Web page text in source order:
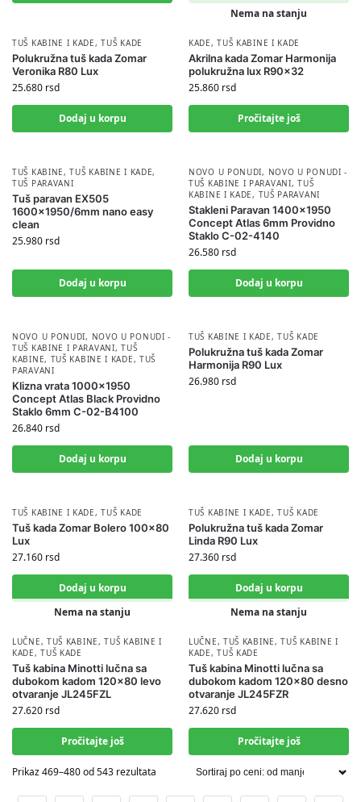
TUŠ KABINE I KADE,TUŠ KADE
Polukružna tuš kada Zomar
Veronika R80 Lux
25.680 rsd
Dodaj u korpu
Nema na stanju
KADE,TUŠ KABINE I KADE
Akrilna kada Zomar Harmonija
polukružna lux R90x32
25.860 rsd
Pročitajte još
TUŠ KABINE,TUŠ KABINE I KADE,
TUŠ PARAVANI
Tuš paravan EX505
1600×1950/6mm nano easy
clean
25.980 rsd
Dodaj u korpu
NOVO U PONUDI, NOVO U PONUDI -
TUŠ KABINE I PARAVANI,TUŠ
KABINE I KADE, TUŠ PARAVANI
Stakleni Paravan 1400×1950
Concept Atlas 6mm Providno
Staklo C-02-4140
26.580 rsd
Dodaj u korpu
NOVO U PONUDI, NOVO U PONUDI -
TUŠ KABINE I PARAVANI,TUŠ
KABINE, TUŠ KABINE I KADE, TUŠ
PARAVANI
Klizna vrata 1000×1950
Concept Atlas Black Providno
Staklo 6mm C-02-B4100
26.840 rsd
Dodaj u korpu
TUŠ KABINE I KADE,TUŠ KADE
Polukružna tuš kada Zomar
Harmonija R90 Lux
26.980 rsd
Dodaj u korpu
TUŠ KABINE I KADE,TUŠ KADE
Tuš kada Zomar Bolero 100×80
Lux
27.160 rsd
Dodaj u korpu
TUŠ KABINE I KADE,TUŠ KADE
Polukružna tuš kada Zomar
Linda R90 Lux
27.360 rsd
Dodaj u korpu
Nema na stanju
LUČNE, TUŠ KABINE,TUŠ KABINE I
KADE,TUŠ KADE
Tuš kabina Minotti lučna sa
dubokom kadom 120×80 levo
otvaranje JL245FZL
27.620 rsd
Pročitajte još
Nema na stanju
LUČNE, TUŠ KABINE,TUŠ KABINE I
KADE,TUŠ KADE
Tuš kabina Minotti lučna sa
dubokom kadom 120×80 desno
otvaranje JL245FZR
27.620 rsd
Pročitajte još
Prikaz 469–480 od 543 rezultata